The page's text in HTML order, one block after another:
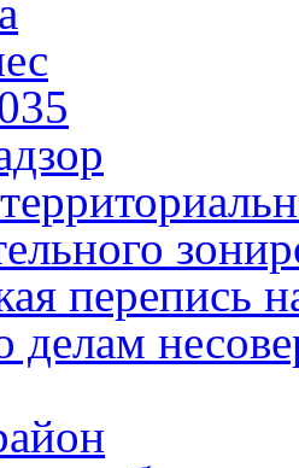
перепись
делам